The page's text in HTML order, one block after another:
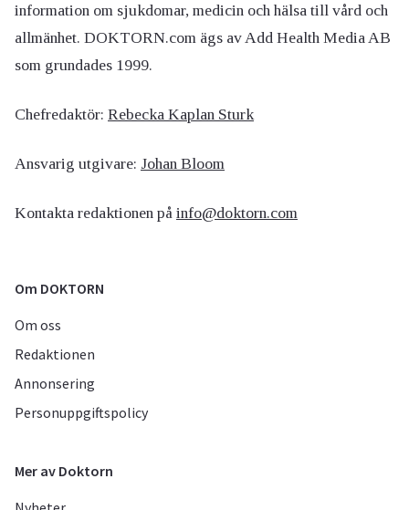
information om sjukdomar, medicin och hälsa till vård och
allmänhet. DOKTORN.com ägs av Add Health Media AB
som grundades 1999.
Chefredaktör: Rebecka Kaplan Sturk
Ansvarig utgivare: Johan Bloom
Kontakta redaktionen på info@doktorn.com
Om DOKTORN
Om oss
Redaktionen
Annonsering
Personuppgiftspolicy
Mer av Doktorn